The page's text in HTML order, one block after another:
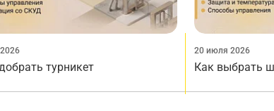
турникет
20 июля 2026
Как выбрать